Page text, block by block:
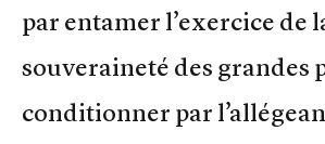
par entamer l’exercice de
souveraineté des grandes
conditionner par